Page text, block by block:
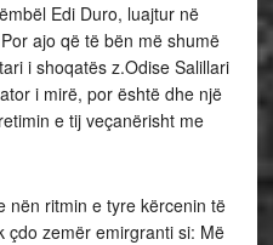
Edi Duro, luajtur në
ajo që të bën më shumë
i shoqatës z.Odise Salillari
i mirë, por është dhe një
e tij veçanërisht me
nën ritmin e tyre kërcenin të
çdo zemër emirgranti si: Më